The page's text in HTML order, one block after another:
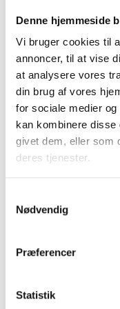
Denne hjemmeside
Vi bruger cookies til
annoncer, til at vise
at analysere vores
din brug af vores
for sociale medier
kan kombinere disse
givet dem, eller som
deres tjenester.
Nødvendig
Præferencer
Statistik
Med venlig hilsen
Bent Madsen /
Kontakt